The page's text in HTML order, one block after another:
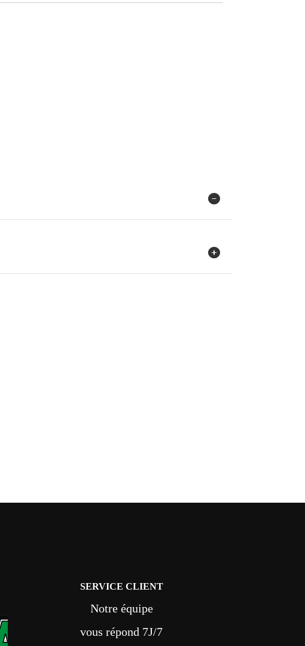
SERVICE CLIENT
Notre équipe
vous répond 7J/7